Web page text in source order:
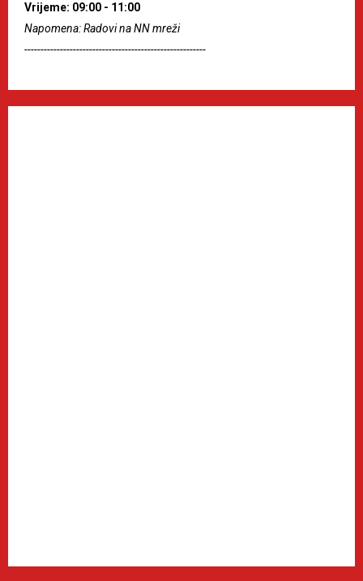
Vrijeme: 09:00 - 11:00
Napomena: Radovi na NN mreži
--------------------------------------------------------